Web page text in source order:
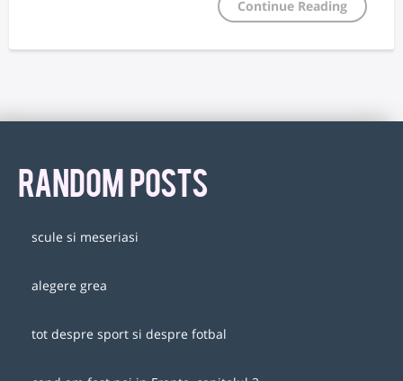
Continue Reading
RANDOM POSTS
scule si meseriasi
alegere grea
tot despre sport si despre fotbal